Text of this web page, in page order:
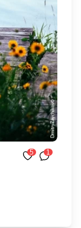
5 1